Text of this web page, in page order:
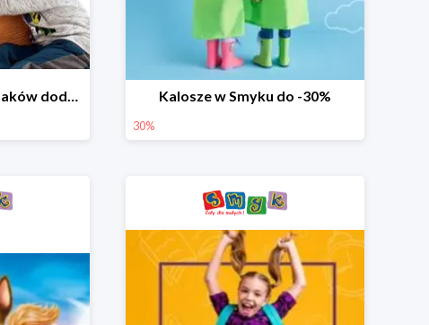
Dzień Miłośnika Pluszaków dodatkowy rabat -10% Kalosze w Smyku do -30%
30%